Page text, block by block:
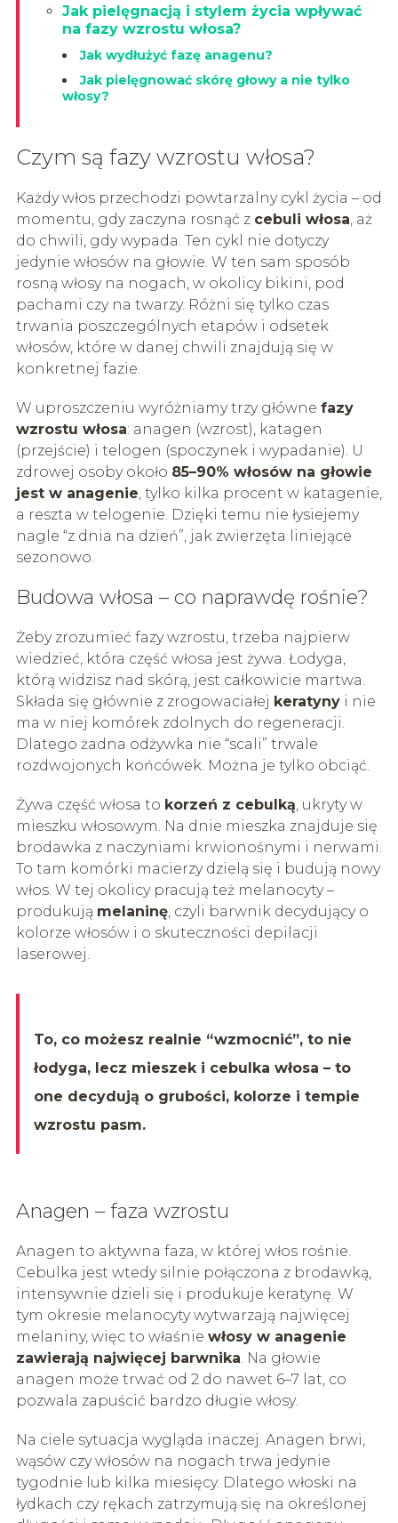
Jak pielęgnacją i stylem życia wpływać
na fazy wzrostu włosa?
Jak wydłużyć fazę anagenu?
Jak pielęgnować skórę głowy a nie tylko
włosy?
Czym są fazy wzrostu włosa?
Każdy włos przechodzi powtarzalny cykl życia – od
momentu, gdy zaczyna rosnąć z cebuli włosa, aż
do chwili, gdy wypada. Ten cykl nie dotyczy
jedynie włosów na głowie. W ten sam sposób
rosną włosy na nogach, w okolicy bikini, pod
pachami czy na twarzy. Różni się tylko czas
trwania poszczególnych etapów i odsetek
włosów, które w danej chwili znajdują się w
konkretnej fazie.
W uproszczeniu wyróżniamy trzy główne fazy
wzrostu włosa: anagen (wzrost), katagen
(przejście) i telogen (spoczynek i wypadanie). U
zdrowej osoby około 85–90% włosów na głowie
jest w anagenie, tylko kilka procent w katagenie,
a reszta w telogenie. Dzięki temu nie łysiejemy
nagle “z dnia na dzień”, jak zwierzęta liniejące
sezonowo.
Budowa włosa – co naprawdę rośnie?
Żeby zrozumieć fazy wzrostu, trzeba najpierw
wiedzieć, która część włosa jest żywa. Łodyga,
którą widzisz nad skórą, jest całkowicie martwa.
Składa się głównie z zrogowaciałej keratynyi nie
ma w niej komórek zdolnych do regeneracji.
Dlatego żadna odżywka nie “scali” trwale
rozdwojonych końcówek. Można je tylko obciąć.
Żywa część włosa to korzeń z cebulką, ukryty w
mieszku włosowym. Na dnie mieszka znajduje się
brodawka z naczyniami krwionośnymi i nerwami.
To tam komórki macierzy dzielą się i budują nowy
włos. W tej okolicy pracują też melanocyty –
produkują melaninę, czyli barwnik decydujący o
kolorze włosów i o skuteczności depilacji
laserowej.
To, co możesz realnie “wzmocnić”, to nie
łodyga, lecz mieszek i cebulka włosa – to
one decydują o grubości, kolorze i tempie
wzrostu pasm.
Anagen – faza wzrostu
Anagen to aktywna faza, w której włos rośnie.
Cebulka jest wtedy silnie połączona z brodawką,
intensywnie dzieli się i produkuje keratynę. W
tym okresie melanocyty wytwarzają najwięcej
melaniny, więc to właśnie włosy w anagenie
zawierają najwięcej barwnika. Na głowie
anagen może trwać od 2 do nawet 6–7 lat, co
pozwala zapuścić bardzo długie włosy.
Na ciele sytuacja wygląda inaczej. Anagen brwi,
wąsów czy włosów na nogach trwa jedynie
tygodnie lub kilka miesięcy. Dlatego włoski na
łydkach czy rękach zatrzymują się na określonej